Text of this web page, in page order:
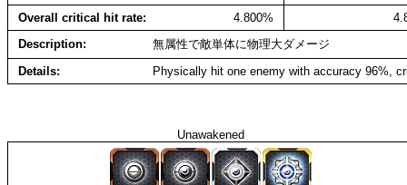
Overall critical hit rate
4.800%
Description
無属性で敵単体に物理大ダメージ
Details
Physically hit one enemy with accuracy 96%,
Unawakened